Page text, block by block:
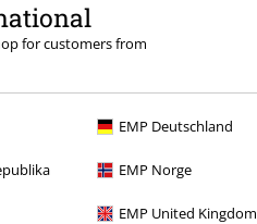
for customers from
EMP Deutschland
EMP Norge
EMP United Kingdom